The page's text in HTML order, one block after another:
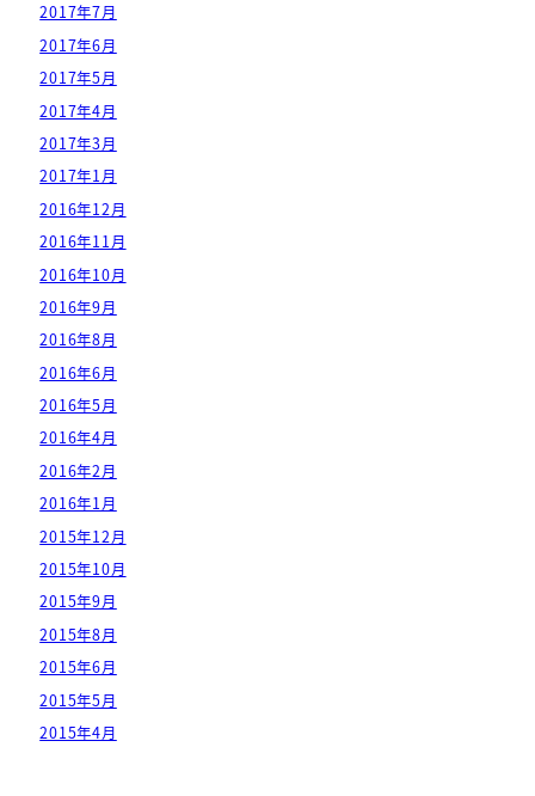
2017年7月
2017年6月
2017年5月
2017年4月
2017年3月
2017年1月
2016年12月
2016年11月
2016年10月
2016年9月
2016年8月
2016年6月
2016年5月
2016年4月
2016年2月
2016年1月
2015年12月
2015年10月
2015年9月
2015年8月
2015年6月
2015年5月
2015年4月